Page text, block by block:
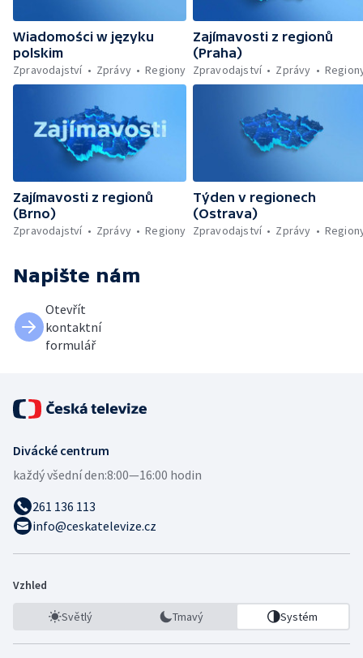
Wiadomości w języku
polskim
Zpravodajství
Zprávy Regiony
Zajímavosti z regionů
(Praha)
Zpravodajství
Zprávy
Zajímavosti z regionů
(Brno)
Zpravodajství
Zprávy Regiony
Týden v regionech
(Ostrava)
Zpravodajství
Zprávy
Napište nám
Otevřít
kontaktní
formulář
Divácké centrum
každý všední den:8:00—16:00 hodin
261 136 113
info@ceskatelevize.cz
Vzhled
Světlý Tmavý Systém